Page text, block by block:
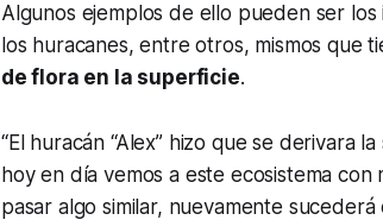
Algunos ejemplos de ello pueden ser
los huracanes, entre otros, mismos que
de flora en la superficie.
“El huracán “Alex” hizo que se derivara
hoy en día vemos a este ecosistema
pasar algo similar, nuevamente sucederá